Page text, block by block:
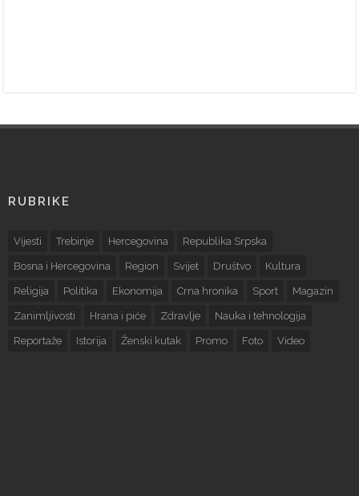
RUBRIKE
Vijesti Trebinje Hercegovina Republika Srpska
Bosna i Hercegovina Region Svijet Društvo Kultura
Religija Politika Ekonomija Crna hronika Sport Magazin
Zanimljivosti Hrana i piće Zdravlje Nauka i tehnologija
Reportaže Istorija Ženski kutak Promo Foto Video